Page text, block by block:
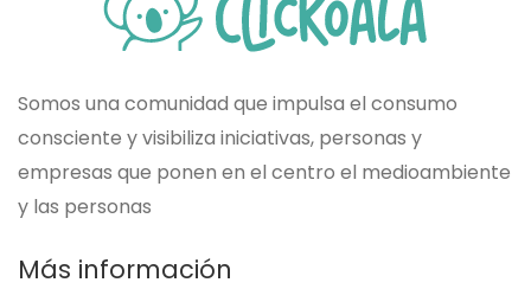
Somos una comunidad que impulsa el consumo
consciente y visibiliza iniciativas, personas y
empresas que ponen en el centro el medioambiente
y las personas
Más información